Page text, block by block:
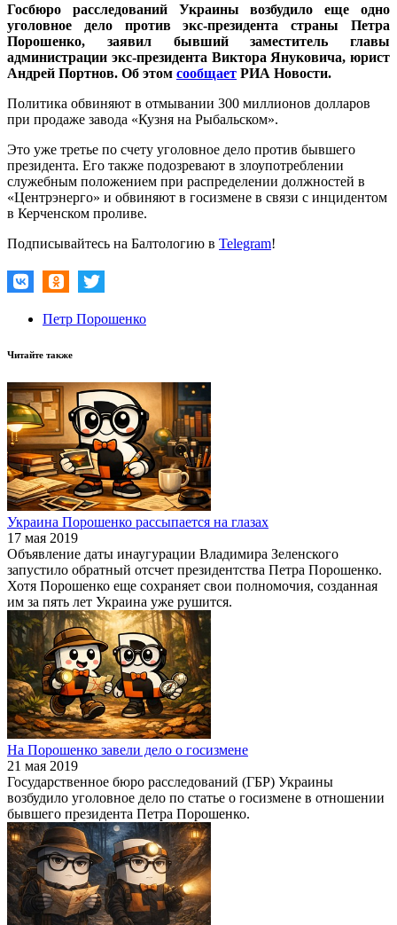
Госбюро расследований Украины возбудило еще одно
уголовное дело против экс-президента страны Петра
Порошенко, заявил бывший заместитель главы
администрации экс-президента Виктора Януковича, юрист
Андрей Портнов. Об этом сообщает РИА Новости.
Политика обвиняют в отмывании 300 миллионов долларов
при продаже завода «Кузня на Рыбальском».
Это уже третье по счету уголовное дело против бывшего
президента. Его также подозревают в злоупотреблении
служебным положением при распределении должностей в
«Центрэнерго» и обвиняют в госизмене в связи с инцидентом
в Керченском проливе.
Подписывайтесь на Балтологию в Telegram!
Петр Порошенко
Читайте также
Украина Порошенко рассыпается на глазах
17 мая 2019
Объявление даты инаугурации Владимира Зеленского
запустило обратный отсчет президентства Петра Порошенко.
Хотя Порошенко еще сохраняет свои полномочия, созданная
им за пять лет Украина уже рушится.
На Порошенко завели дело о госизмене
21 мая 2019
Государственное бюро расследований (ГБР) Украины
возбудило уголовное дело по статье о госизмене в отношении
бывшего президента Петра Порошенко.